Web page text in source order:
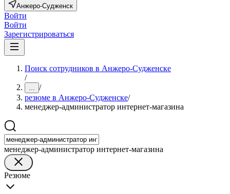
Анжеро-Судженск
Войти
Войти
Зарегистрироваться
Поиск сотрудников в Анжеро-Судженске
/
... /
резюме в Анжеро-Судженске/
менеджер-администратор интернет-магазина
менеджер-администратор интернет-магазина
Резюме